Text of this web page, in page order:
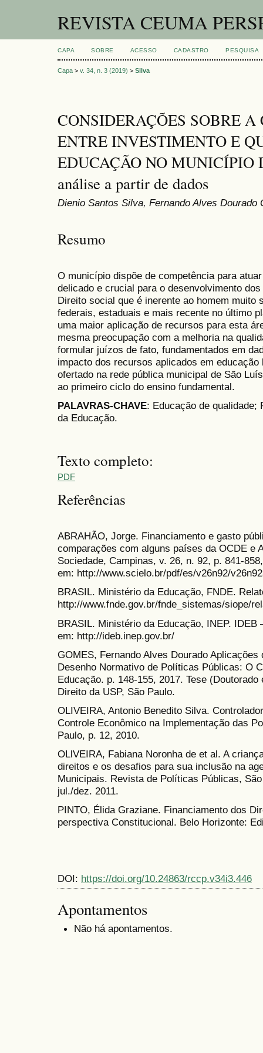
REVISTA CEUMA
CAPA SOBRE ACESSO CADASTRO PESQUISA
Capa > v. 34, n. 3 (2019) > Silva
CONSIDERAÇÕES SOBRE A
ENTRE INVESTIMENTO E
EDUCAÇÃO NO MUNICÍPIO
análise a partir de dados
Dienio Santos Silva, Fernando Alves Dourado
Resumo
O município dispõe de competência para
delicado e crucial para o desenvolvimento
Direito social que é inerente ao homem muito
federais, estaduais e mais recente no último
uma maior aplicação de recursos para esta
mesma preocupação com a melhoria na
formular juízos de fato, fundamentados em
impacto dos recursos aplicados em
ofertado na rede pública municipal de São
ao primeiro ciclo do ensino fundamental.
PALAVRAS-CHAVE: Educação de qualidade;
da Educação.
Texto completo:
PDF
Referências
ABRAHÃO, Jorge. Financiamento e gasto
comparações com alguns países da OCDE e
Sociedade, Campinas, v. 26, n. 92, p. 841-
em: http://www.scielo.br/pdf/es/v26n92/
BRASIL. Ministério da Educação, FNDE.
http://www.fnde.gov.br/fnde_sistemas/siope/
BRASIL. Ministério da Educação, INEP.
em: http://ideb.inep.gov.br/
GOMES, Fernando Alves Dourado
Desenho Normativo de Políticas Públicas: O
Educação. p. 148-155, 2017. Tese
Direito da USP, São Paulo.
OLIVEIRA, Antonio Benedito Silva.
Controle Econômico na Implementação das
Paulo, p. 12, 2010.
OLlVEIRA, Fabiana Noronha de et al. A
direitos e os desafios para sua inclusão na
Municipais. Revista de Políticas Públicas,
jul./dez. 2011.
PINTO, Élida Graziane. Financiamento dos
perspectiva Constitucional. Belo Horizonte:
DOI: https://doi.org/10.24863/rccp.v34i3.446
Apontamentos
Não há apontamentos.